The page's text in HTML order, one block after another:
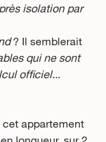
isolation par
? Il semblerait
qui ne sont
officiel...
appartement